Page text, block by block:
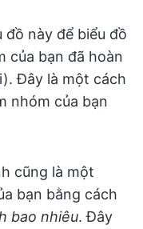
đồ này để biểu đồ
của bạn đã hoàn
Đây là một cách
nhóm của bạn
cũng là một
bạn bằng cách
bao nhiêu. Đây